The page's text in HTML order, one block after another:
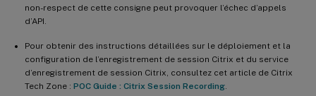
non-respect de cette consigne peut provoquer l’échec d’appels
d’API.
Pour obtenir des instructions détaillées sur le déploiement et la
configuration de l’enregistrement de session Citrix et du service
d’enregistrement de session Citrix, consultez cet article de Citrix
Tech Zone : POC Guide : Citrix Session Recording